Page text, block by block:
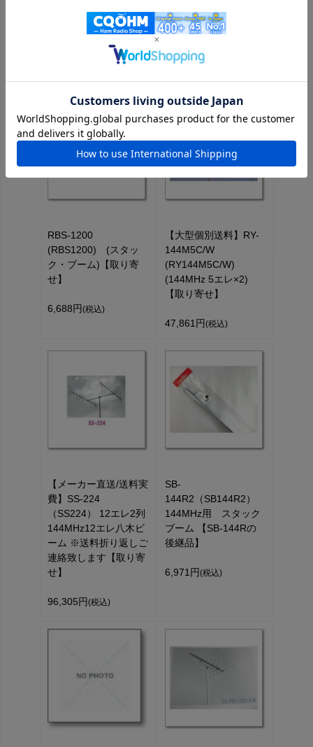
この商品を見た人はこちらの商品もチェックしています
値打ち価格になります！》
RBS-1200
(RBS1200) (スタッ
ク・ブーム)【取り寄
せ】
6,688円 (税込)
【大型個別送料】RY-
144M5C/W
(RY144M5C/W)
(144MHz 5エレ×2)
【取り寄せ】
47,861円 (税込)
【メーカー直送/送料実
費】SS-224
（SS224） 12エレ2列
144MHz12エレ八木ビ
ーム ※送料折り返しご
連絡致します【取り寄
せ】
96,305円 (税込)
SB-
144R2（SB144R2）
144MHz用 スタック
ブーム 【SB-144Rの
後継品】
6,971円 (税込)